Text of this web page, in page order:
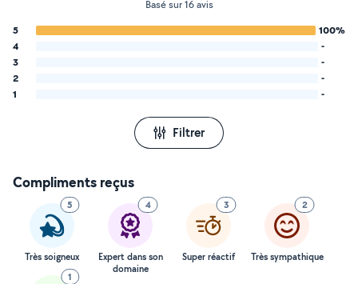
Basé sur 16 avis
5
100%
4
-
3
-
2
-
1
-
Filtrer
Compliments reçus
5
Très soigneux
4
Expert dans son
domaine
3
Super réactif
2
Très sympathique
1